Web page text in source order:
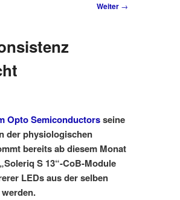
Weiter →
Opto Semiconductorsseine
der physiologischen
bereits ab diesem Monat
S 13“-CoB-Module
LEDs aus der selben